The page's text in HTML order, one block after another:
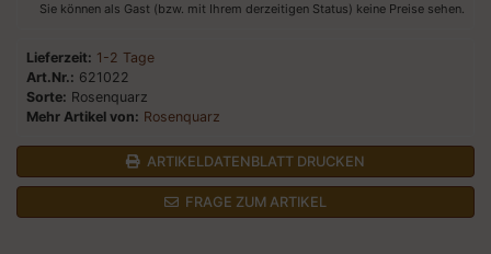
Sie können als Gast (bzw. mit Ihrem derzeitigen Status) keine Preise sehen.
Lieferzeit: 1-2 Tage
Art.Nr.: 621022
Sorte: Rosenquarz
Mehr Artikel von: Rosenquarz
ARTIKELDATENBLATT DRUCKEN
FRAGE ZUM ARTIKEL